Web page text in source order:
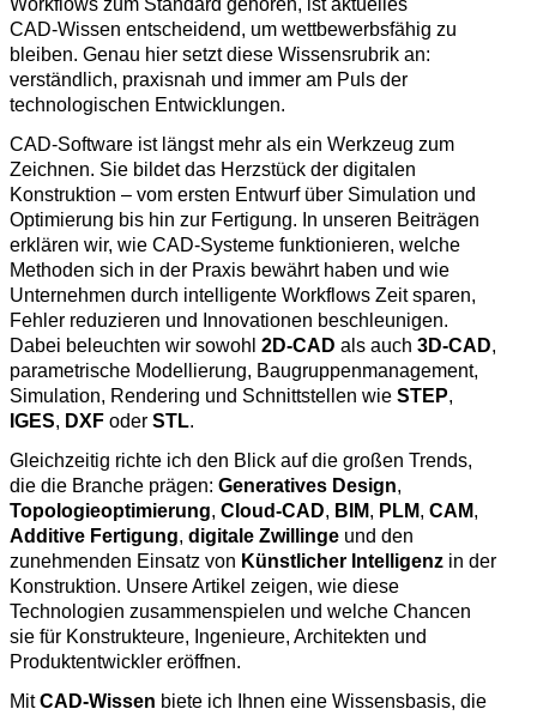
Workflows zum Standard gehören, ist aktuelles
CAD‑Wissen entscheidend, um wettbewerbsfähig zu
bleiben. Genau hier setzt diese Wissensrubrik an:
verständlich, praxisnah und immer am Puls der
technologischen Entwicklungen.
CAD‑Software ist längst mehr als ein Werkzeug zum
Zeichnen. Sie bildet das Herzstück der digitalen
Konstruktion – vom ersten Entwurf über Simulation und
Optimierung bis hin zur Fertigung. In unseren Beiträgen
erklären wir, wie CAD‑Systeme funktionieren, welche
Methoden sich in der Praxis bewährt haben und wie
Unternehmen durch intelligente Workflows Zeit sparen,
Fehler reduzieren und Innovationen beschleunigen.
Dabei beleuchten wir sowohl 2D‑CAD als auch 3D‑CAD,
parametrische Modellierung, Baugruppenmanagement,
Simulation, Rendering und Schnittstellen wie STEP,
IGES, DXF oder STL.
Gleichzeitig richte ich den Blick auf die großen Trends,
die die Branche prägen: Generatives Design,
Topologieoptimierung, Cloud‑CAD, BIM, PLM, CAM,
Additive Fertigung, digitale Zwillinge und den
zunehmenden Einsatz von Künstlicher Intelligenz in der
Konstruktion. Unsere Artikel zeigen, wie diese
Technologien zusammenspielen und welche Chancen
sie für Konstrukteure, Ingenieure, Architekten und
Produktentwickler eröffnen.
MitCAD‑Wissen biete ich Ihnen eine Wissensbasis, die